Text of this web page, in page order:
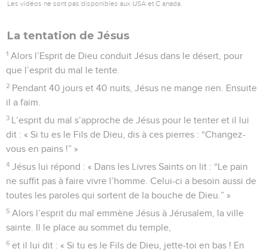
Les vidéos ne sont pas disponibles aux USA et C anada.
La tentation de Jésus
1 Alors l’Esprit de Dieu conduit Jésus dans le désert, pour
que l’esprit du mal le tente.
2 Pendant 40 jours et 40 nuits, Jésus ne mange rien. Ensuite
il a faim.
3 L’esprit du mal s’approche de Jésus pour le tenter et il lui
dit : « Si tu es le Fils de Dieu, dis à ces pierres : “Changez-
vous en pains !” »
4 Jésus lui répond : « Dans les Livres Saints on lit : “Le pain
ne suffit pas à faire vivre l’homme. Celui-ci a besoin aussi de
toutes les paroles qui sortent de la bouche de Dieu.” »
5 Alors l’esprit du mal emmène Jésus à Jérusalem, la ville
sainte. Il le place au sommet du temple,
6 et il lui dit : « Si tu es le Fils de Dieu, jette-toi en bas ! En